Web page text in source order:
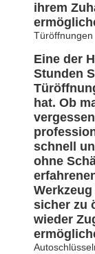
ihrem
Türöffnungen
Eine der
Stunden
hat. Ob
schnell
ohne
sicher zu
wieder